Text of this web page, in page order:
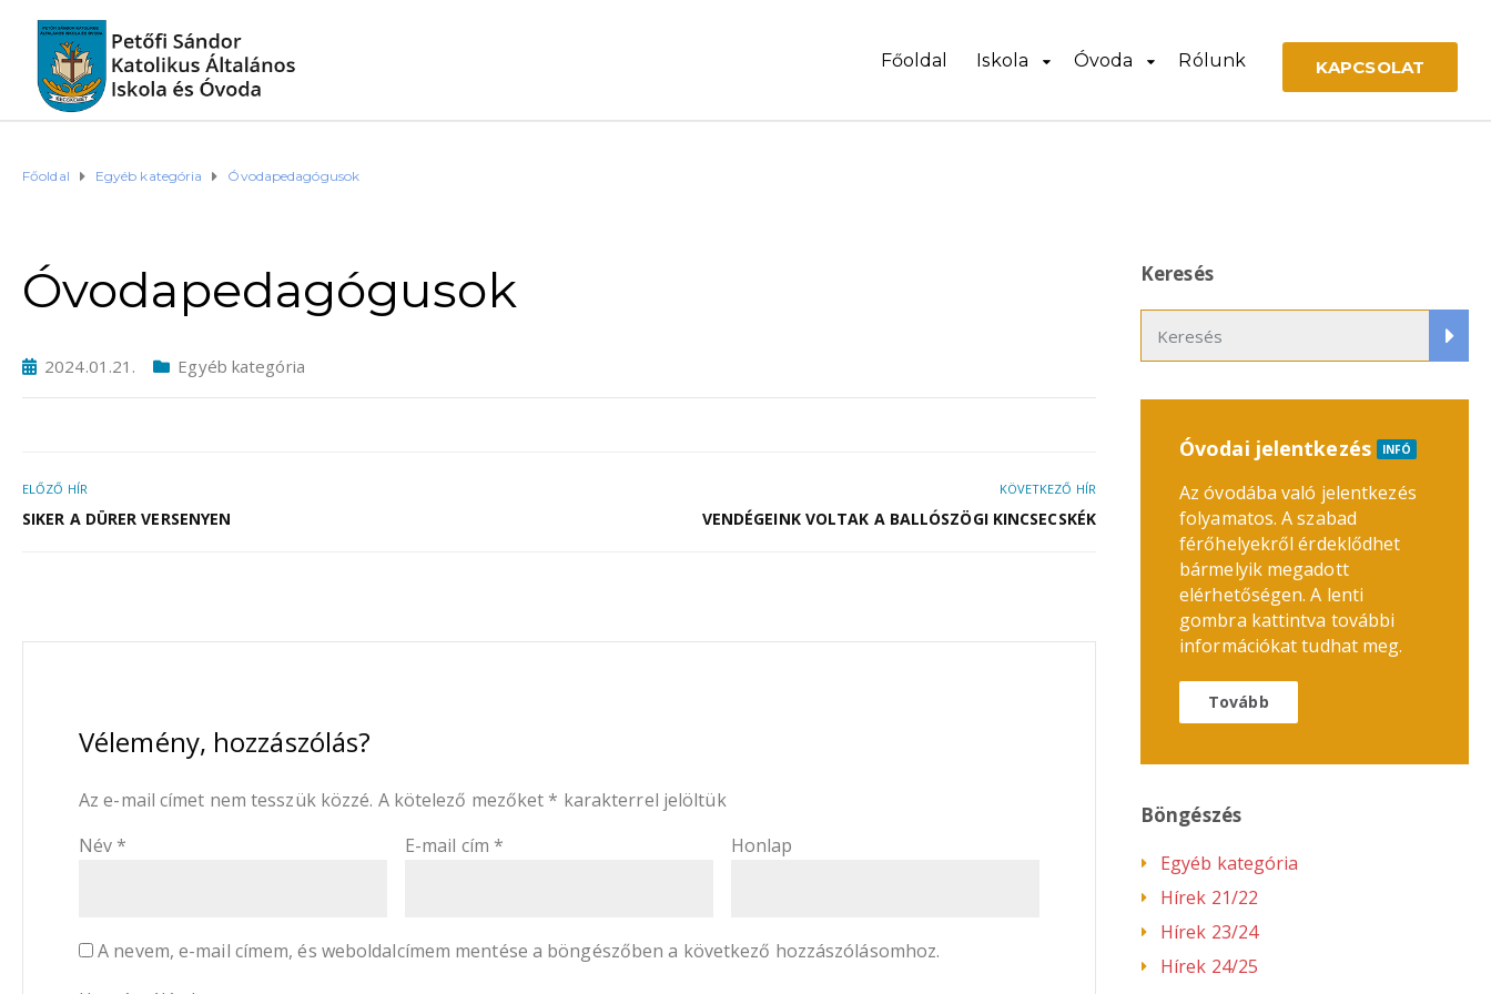
Főoldal Iskola Óvoda Rólunk KAPCSOLAT
Főoldal Egyéb kategória Óvodapedagógusok
Óvodapedagógusok
2024.01.21. Egyéb kategória
ELŐZŐ HÍR
SIKER A DÜRER VERSENYEN
KÖVETKEZŐ HÍR
VENDÉGEINK VOLTAK A BALLÓSZÖGI KINCSECSKÉK
Vélemény, hozzászólás?
Az e-mail címet nem tesszük közzé. A kötelező mezőket * karakterrel jelöltük
Név * E-mail cím * Honlap
A nevem, e-mail címem, és weboldalcímem mentése a böngészőben a következő hozzászólásomhoz.
Keresés
Óvodai jelentkezés INFÓ
Az óvodába való jelentkezés
folyamatos. A szabad
férőhelyekről érdeklődhet
bármelyik megadott
elérhetőségen. A lenti
gombra kattintva további
információkat tudhat meg.
Tovább
Böngészés
Egyéb kategória
Hírek 21/22
Hírek 23/24
Hírek 24/25